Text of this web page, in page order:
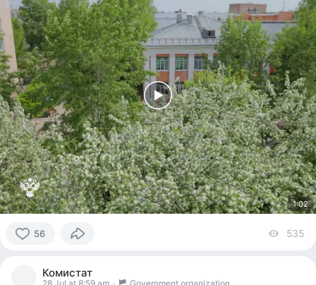
1:02
56 535
Комистат
28 Jul at 8:59 am · Government organization